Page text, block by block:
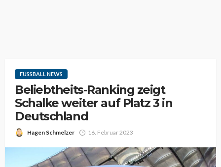
FUSSBALL NEWS
Beliebtheits-Ranking zeigt
Schalke weiter auf Platz 3 in
Deutschland
Hagen Schmelzer 16. Februar 2023